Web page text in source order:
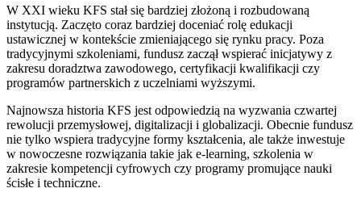
W XXI wieku KFS stał się bardziej złożoną i rozbudowaną
instytucją. Zaczęto coraz bardziej doceniać rolę edukacji
ustawicznej w kontekście zmieniającego się rynku pracy. Poza
tradycyjnymi szkoleniami, fundusz zaczął wspierać inicjatywy z
zakresu doradztwa zawodowego, certyfikacji kwalifikacji czy
programów partnerskich z uczelniami wyższymi.
Najnowsza historia KFS jest odpowiedzią na wyzwania czwartej
rewolucji przemysłowej, digitalizacji i globalizacji. Obecnie fundusz
nie tylko wspiera tradycyjne formy kształcenia, ale także inwestuje
w nowoczesne rozwiązania takie jak e-learning, szkolenia w
zakresie kompetencji cyfrowych czy programy promujące nauki
ścisłe i techniczne.